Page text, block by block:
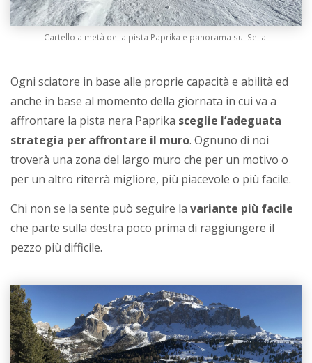
Cartello a metà della pista Paprika e panorama sul Sella.
Ogni sciatore in base alle proprie capacità e abilità ed
anche in base al momento della giornata in cui va a
affrontare la pista nera Paprika sceglie l’adeguata
strategia per affrontare il muro. Ognuno di noi
troverà una zona del largo muro che per un motivo o
per un altro riterrà migliore, più piacevole o più facile.
Chi non se la sente può seguire la variante più facile
che parte sulla destra poco prima di raggiungere il
pezzo più difficile.